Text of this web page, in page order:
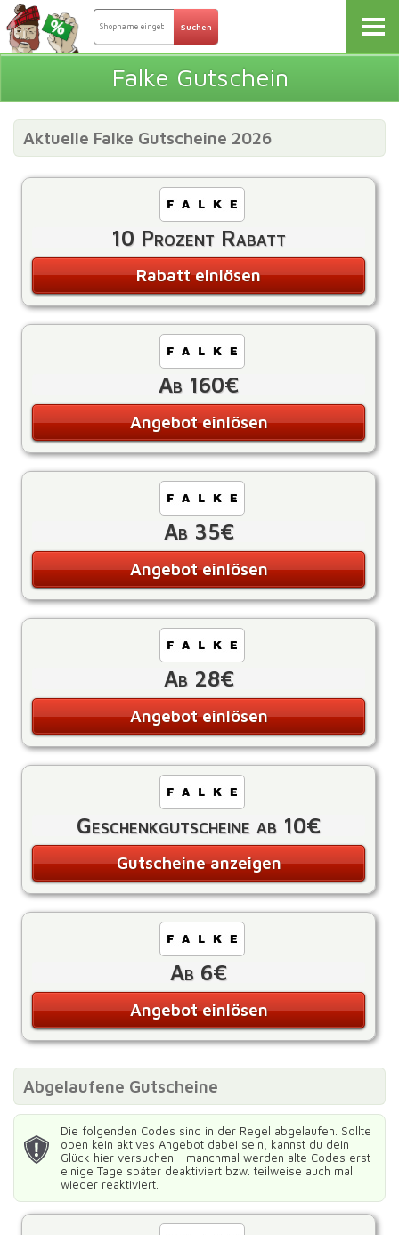
Falke Gutschein
Aktuelle Falke Gutscheine 2026
10 Prozent Rabatt
Rabatt einlösen
Ab 160€
Angebot einlösen
Ab 35€
Angebot einlösen
Ab 28€
Angebot einlösen
Geschenkgutscheine ab 10€
Gutscheine anzeigen
Ab 6€
Angebot einlösen
Abgelaufene Gutscheine
Die folgenden Codes sind in der Regel abgelaufen. Sollte
oben kein aktives Angebot dabei sein, kannst du dein
Glück hier versuchen - manchmal werden alte Codes erst
einige Tage später deaktiviert bzw. teilweise auch mal
wieder reaktiviert.